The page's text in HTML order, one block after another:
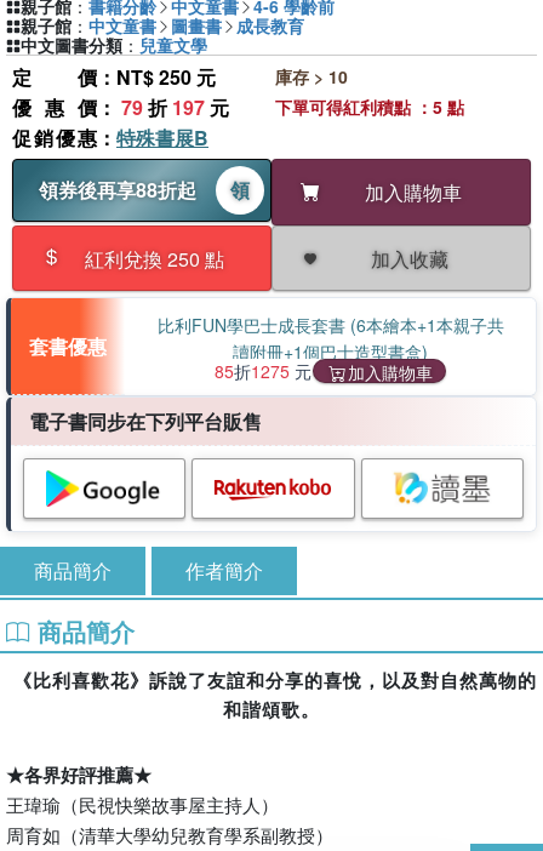
定價 ：NT$ 250 元
優惠價 ： 79折197 元
促銷優惠 ： 特殊書展B
領券後再享88折起
領 加入購物車
紅利兌換 250 點 加入收藏
庫存 > 10
下單可得紅利積點 ：5 點
套書優惠
比利FUN學巴士成長套書 (6本繪本+1本親子共
讀附冊+1個巴士造型書盒)
85折1275 元 加入購物車
親子館 ： 書籍分齡 中文童書 4-6 學齡前
親子館 ： 中文童書 圖畫書 成長教育
中文圖書分類 ： 兒童文學
電子書同步在下列平台販售
商品簡介 作者簡介
商品簡介
《比利喜歡花》訴說了友誼和分享的喜悅，以及對自然萬物的
和諧頌歌。
★各界好評推薦★
王瑋瑜（民視快樂故事屋主持人）
周育如（清華大學幼兒教育學系副教授）